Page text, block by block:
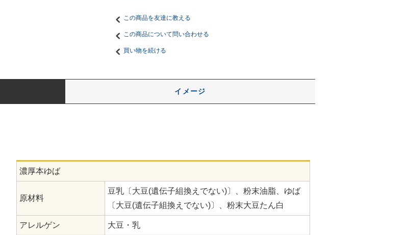
この商品を友達に教える
この商品について問い合わせる
買い物を続ける
イメージ
濃厚本ゆば
原材料
豆乳〔大豆(遺伝子組換えでない)〕、粉末油脂、ゆば
〔大豆(遺伝子組換えでない)〕、粉末大豆たん白
アレルゲン 大豆・乳